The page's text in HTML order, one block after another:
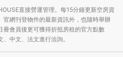
直接營運管理。每15分鐘更新空房資
官網刊登物件的最新資訊外，也隨時舉辦
冊會員後更可獲得折抵房租的官方點數
中文、法文進行洽詢。